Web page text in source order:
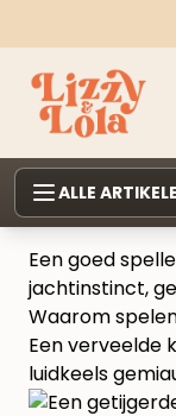
ALLE
Een goed
jachtinstinct,
Waarom
Een verveelde
luidkeels